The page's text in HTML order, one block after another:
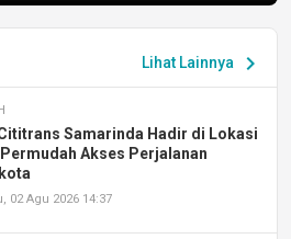
Lihat Lainnyachevron_right
Samarinda Hadir di Lokasi
Akses Perjalanan